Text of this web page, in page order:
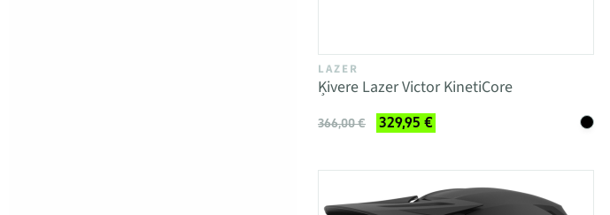
LAZER
Ķivere Lazer Victor KinetiCore
366,00 € 329,95 €